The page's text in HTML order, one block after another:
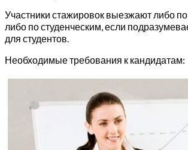
Участники стажировок выезжают либо
либо по студенческим, если
для студентов.
Необходимые требования к кандидатам: